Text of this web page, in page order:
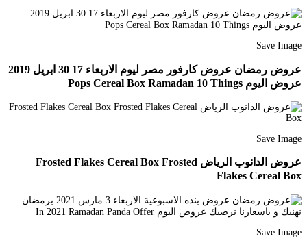
Save Image
عروض رمضان عروض كارفور مصر ليوم الاربعاء 17 30 ابريل 2019
عروض اليوم Pops Cereal Box Ramadan 10 Things
Save Image
عروض الدانوب الرياض Frosted Flakes Cereal Box Frosted
Flakes Cereal Box
Save Image